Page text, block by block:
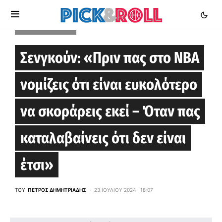
Σενγκούν: «Πριν πας στο ΝΒΑ
νομίζεις ότι είναι ευκολότερο
να σκοράρεις εκεί – Όταν πας
καταλαβαίνεις ότι δεν είναι
έτσι»
ΤΟΥ ΠΈΤΡΟΣ ΔΗΜΗΤΡΙΆΔΗΣ 23 ΙΟΥΛΊΟΥ 2024 | 18:07